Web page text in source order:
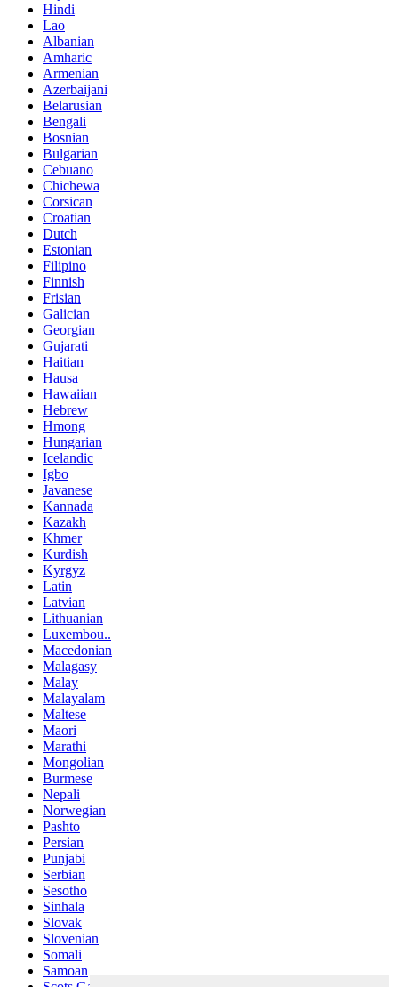
Hindi
Lao
Albanian
Amharic
Armenian
Azerbaijani
Belarusian
Bengali
Bosnian
Bulgarian
Cebuano
Chichewa
Corsican
Croatian
Dutch
Estonian
Filipino
Finnish
Frisian
Galician
Georgian
Gujarati
Haitian
Hausa
Hawaiian
Hebrew
Hmong
Hungarian
Icelandic
Igbo
Javanese
Kannada
Kazakh
Khmer
Kurdish
Kyrgyz
Latin
Latvian
Lithuanian
Luxembou..
Macedonian
Malagasy
Malay
Malayalam
Maltese
Maori
Marathi
Mongolian
Burmese
Nepali
Norwegian
Pashto
Persian
Punjabi
Serbian
Sesotho
Sinhala
Slovak
Slovenian
Somali
Samoan